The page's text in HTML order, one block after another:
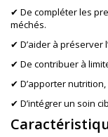
✔ De compléter les
méchés.
✔ D’aider à préserver
✔ De contribuer à
✔ D’apporter
✔ D’intégrer un soin